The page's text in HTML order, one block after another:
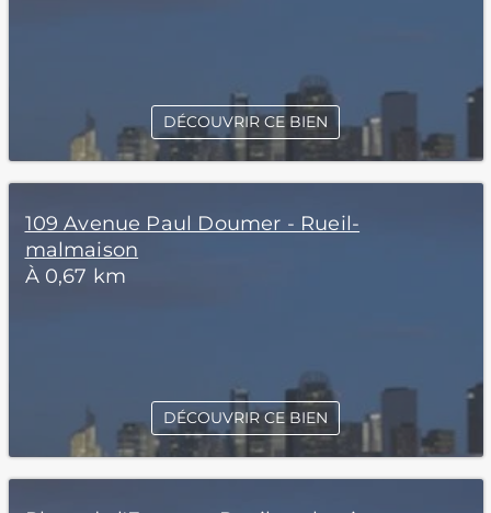
DÉCOUVRIR CE BIEN
109 Avenue Paul Doumer - Rueil-
malmaison
À 0,67 km
DÉCOUVRIR CE BIEN